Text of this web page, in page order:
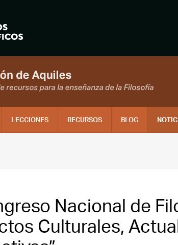
LECCIONES RECURSOS BLOG
Nacional de
Culturales,